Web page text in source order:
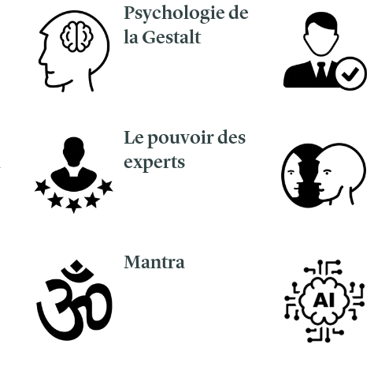
Psychologie de
la Gestalt
Le pouvoir des
experts
Mantra